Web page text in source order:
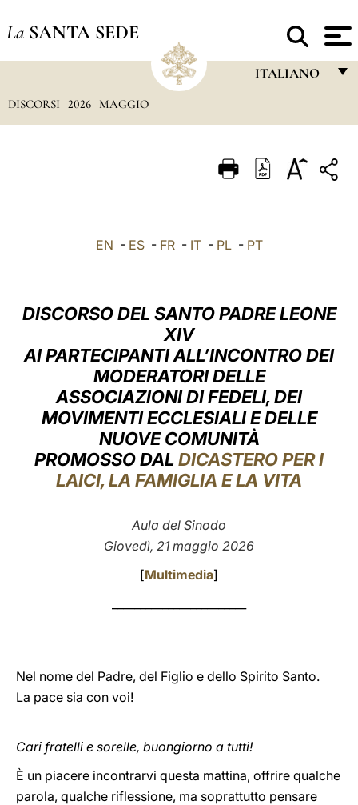
La SANTA SEDE
ITALIANO
ITALIANO
العربيّة
中文
LATINE
DISCORSI 2026 MAGGIO
EN - ES- FR- IT- PL- PT
DISCORSO DEL SANTO PADRE LEONE
XIV
AI PARTECIPANTI ALL’INCONTRO DEI
MODERATORI DELLE
ASSOCIAZIONI DI FEDELI, DEI
MOVIMENTI ECCLESIALI E DELLE
NUOVE COMUNITÀ
PROMOSSO DAL DICASTERO PER I
LAICI, LA FAMIGLIA E LA VITA
Aula del Sinodo
Giovedì, 21 maggio 2026
[Multimedia]
Nel nome del Padre, del Figlio e dello Spirito Santo.
La pace sia con voi!
Cari fratelli e sorelle, buongiorno a tutti!
È un piacere incontrarvi questa mattina, offrire qualche
parola, qualche riflessione, ma soprattutto pensare